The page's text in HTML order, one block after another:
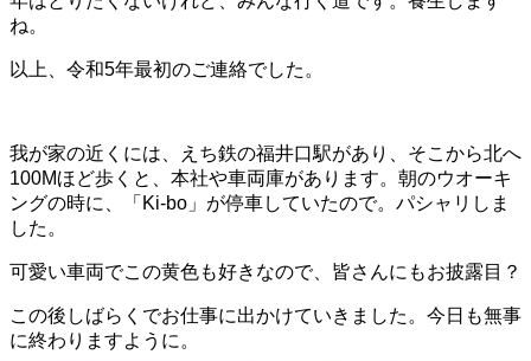
ね。
以上、令和5年最初のご連絡でした。
我が家の近くには、えち鉄の福井口駅があり、そこから北へ
100Mほど歩くと、本社や車両庫があります。朝のウオーキ
ングの時に、「Ki-bo」が停車していたので。パシャリしま
した。
可愛い車両でこの黄色も好きなので、皆さんにもお披露目？
この後しばらくでお仕事に出かけていきました。今日も無事
に終わりますように。